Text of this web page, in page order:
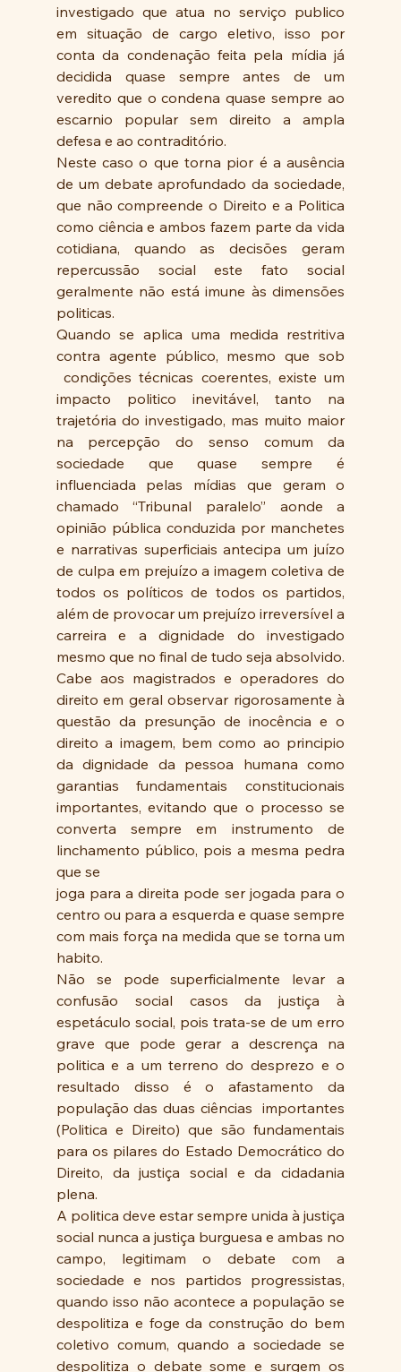
investigado que atua no serviço publico
em situação de cargo eletivo, isso por
conta da condenação feita pela mídia já
decidida quase sempre antes de um
veredito que o condena quase sempre ao
escarnio popular sem direito a ampla
defesa e ao contraditório.
Neste caso o que torna pior é a ausência
de um debate aprofundado da sociedade,
que não compreende o Direito e a Politica
como ciência e ambos fazem parte da vida
cotidiana, quando as decisões geram
repercussão social este fato social
geralmente não está imune às dimensões
politicas.
Quando se aplica uma medida restritiva
contra agente público, mesmo que sob
condições técnicas coerentes, existe um
impacto politico inevitável, tanto na
trajetória do investigado, mas muito maior
na percepção do senso comum da
sociedade que quase sempre é
influenciada pelas mídias que geram o
chamado “Tribunal paralelo” aonde a
opinião pública conduzida por manchetes
e narrativas superficiais antecipa um juízo
de culpa em prejuízo a imagem coletiva de
todos os políticos de todos os partidos,
além de provocar um prejuízo irreversível a
carreira e a dignidade do investigado
mesmo que no final de tudo seja absolvido.
Cabe aos magistrados e operadores do
direito em geral observar rigorosamente à
questão da presunção de inocência e o
direito a imagem, bem como ao principio
da dignidade da pessoa humana como
garantias fundamentais constitucionais
importantes, evitando que o processo se
converta sempre em instrumento de
linchamento público, pois a mesma pedra
que se
joga para a direita pode ser jogada para o
centro ou para a esquerda e quase sempre
com mais força na medida que se torna um
habito.
Não se pode superficialmente levar a
confusão social casos da justiça à
espetáculo social, pois trata-se de um erro
grave que pode gerar a descrença na
politica e a um terreno do desprezo e o
resultado disso é o afastamento da
população das duas ciências  importantes
(Politica e Direito) que são fundamentais
para os pilares do Estado Democrático do
Direito, da justiça social e da cidadania
plena.
A politica deve estar sempre unida à justiça
social nunca a justiça burguesa e ambas no
campo, legitimam o debate com a
sociedade e nos partidos progressistas,
quando isso não acontece a população se
despolitiza e foge da construção do bem
coletivo comum, quando a sociedade se
despolitiza o debate some e surgem os